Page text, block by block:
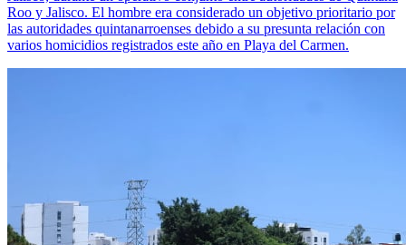
Roo y Jalisco. El hombre era considerado un objetivo prioritario por
las autoridades quintanarroenses debido a su presunta relación con
varios homicidios registrados este año en Playa del Carmen.